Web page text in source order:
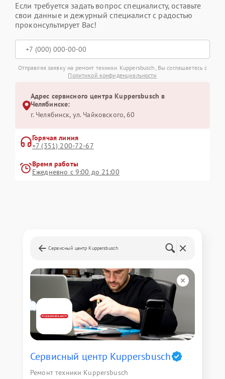
Если требуется задать вопрос специалисту, оставьте
свои данные и дежурный специалист с радостью
проконсультирует Вас!
Отправляя заявку на ремонт техники Kuppersbusch, Вы соглашаетесь с
Политикой конфиденциальности
Адрес сервисного центра Kuppersbusch в
Челябинске:
г. Челябинск, ул. Чайковского, 60
Горячая линия
+7 (351) 200-72-67
Время работы
Ежедневно с 9:00 до 21:00
Сервисный центр Kuppersbusch
Сервисный центр Kuppersbusch
Ремонт техники Kuppersbusch